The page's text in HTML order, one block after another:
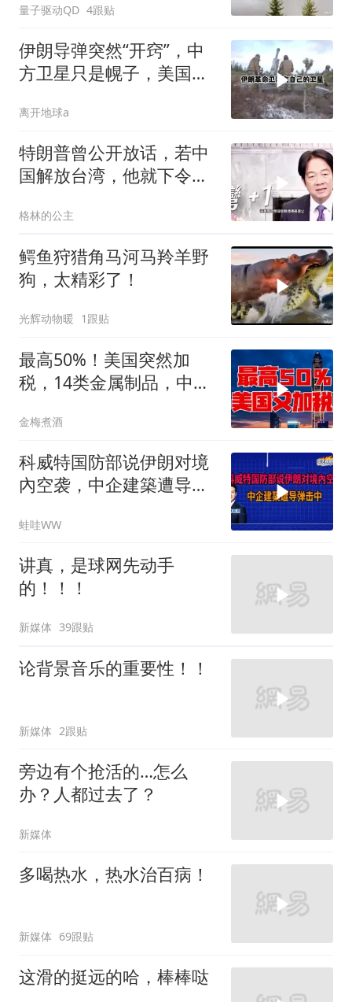
量子驱动QD 4跟贴
伊朗导弹突然“开窍”，中
方卫星只是幌子，美国真
离开地球a
特朗普曾公开放话，若中
国解放台湾，他就下令轰
格林的公主
鳄鱼狩猎角马河马羚羊野
狗，太精彩了！
光辉动物暖 1跟贴
最高50%！美国突然加
税，14类金属制品，中国
金梅煮酒
科威特国防部说伊朗对境
內空袭，中企建築遭导弹
延廷｜辣晚报20260806
蛙哇WW
讲真，是球网先动手
的！！！
新媒体 39跟贴
论背景音乐的重要性！！
新媒体 2跟贴
旁边有个抢活的…怎么
办？人都过去了？
新媒体
多喝热水，热水治百病！
新媒体 69跟贴
这滑的挺远的哈，棒棒哒